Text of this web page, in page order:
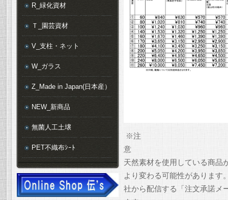
※注
天然素材を使用している商品
より変わる可能性があります
社から配信する「注文承諾メ
R_緑化資材
Ｔ_園芸資材
V_支柱・ネット
W_ガラス
Z_Made in Japan(日本産）
NEW_新商品
無菌人工土壌
PET不織布ｼｰﾄ